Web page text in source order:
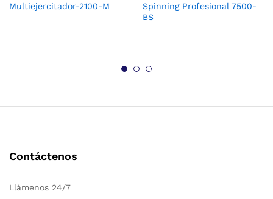
Multiejercitador-2100-M
Spinning Profesional 7500-
BS
Contáctenos
Llámenos 24/7